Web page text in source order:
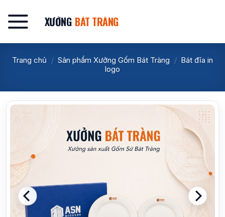
qua
nội
dung
XƯỞNG BÁT TRÀNG
Trang chủ / Sản phẩm Xưởng Gốm Bát Tràng / Bát đĩa in
logo